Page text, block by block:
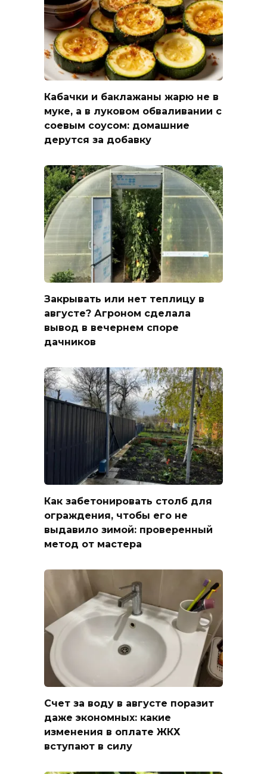
Кабачки и баклажаны жарю не в
муке, а в луковом обваливании с
соевым соусом: домашние
дерутся за добавку
Закрывать или нет теплицу в
августе? Агроном сделала
вывод в вечернем споре
дачников
Как забетонировать столб для
ограждения, чтобы его не
выдавило зимой: проверенный
метод от мастера
Счет за воду в августе поразит
даже экономных: какие
изменения в оплате ЖКХ
вступают в силу